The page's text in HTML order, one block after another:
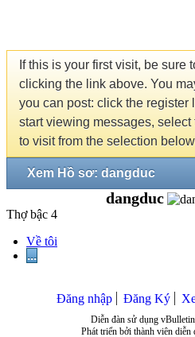
If this is your first visit, be sure
clicking the link above. You
you can post: click the register
start viewing messages,
to visit from the selection
Xem Hồ sơ: dangduc
dangduc
Thợ bậc 4
Về tôi
...
Đăng nhập Đăng Ký
Diễn đàn sử dụng
Phát triển bởi thành viên